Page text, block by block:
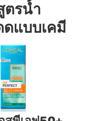
ตรน้ำ
แบบเคมี